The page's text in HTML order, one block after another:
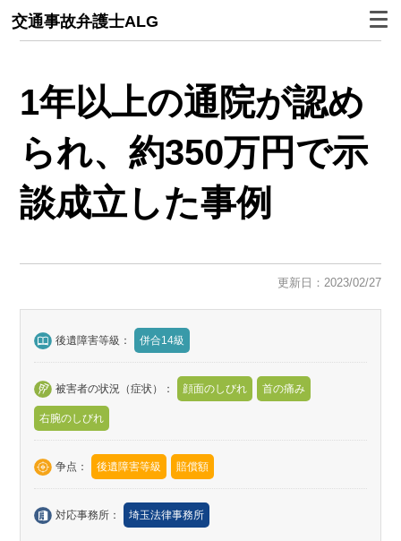
交通事故弁護士ALG
1年以上の通院が認め
られ、約350万円で示
談成立した事例
更新日：2023/02/27
後遺障害等級： 併合14級
被害者の状況（症状）： 顔面のしびれ 首の痛み
右腕のしびれ
争点： 後遺障害等級 賠償額
対応事務所： 埼玉法律事務所